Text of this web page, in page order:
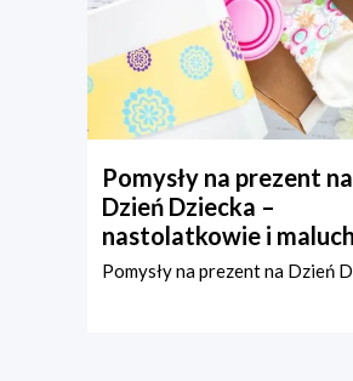
Pomysły na prezent na
Dzień Dziecka –
nastolatkowie i
Pomysły na prezent na Dzień